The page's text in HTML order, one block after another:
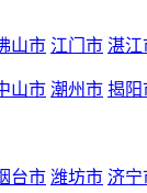
山市 江门市 湛江
山市 潮州市 揭阳
台市 潍坊市 济宁